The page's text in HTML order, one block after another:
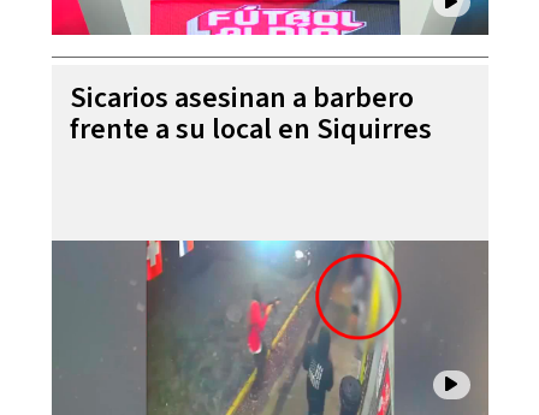
Sicarios asesinan a barbero
frente a su local en Siquirres